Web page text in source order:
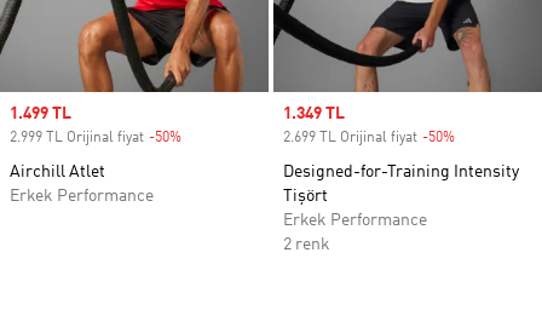
Sale price
1.499 TL
2.999 TL Orijinal fiyat -50%
Airchill Atlet
Erkek Performance
Sale price
1.349 TL
2.699 TL Orijinal fiyat -50%
Designed-for-Training Intensity
Tişört
Erkek Performance
2 renk